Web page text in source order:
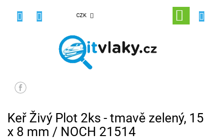
CZK
NÁKUPNÍ
KOŠÍK
Keř Živý Plot 2ks - tmavě zelený, 15
x 8 mm / NOCH 21514